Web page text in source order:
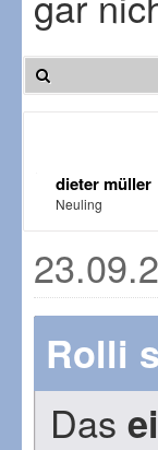
dieter müller
Neuling
Rolli
Das